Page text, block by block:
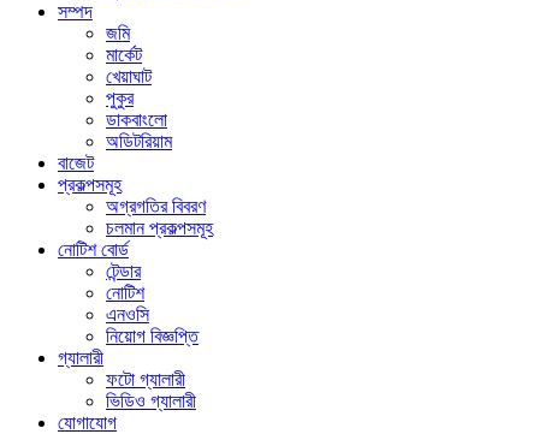
সম্পদ
জমি
মার্কেট
খেয়াঘাট
পুকুর
ডাকবাংলো
অডিটরিয়াম
বাজেট
প্রকল্পসমূহ
অগ্রগতির বিবরণ
চলমান প্রকল্পসমূহ
নোটিশ বোর্ড
টেন্ডার
নোটিশ
এনওসি
নিয়োগ বিজ্ঞপ্তি
গ্যালারী
ফটো গ্যালারী
ভিডিও গ্যালারী
যোগাযোগ